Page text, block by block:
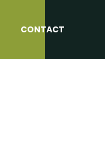
CONTACT